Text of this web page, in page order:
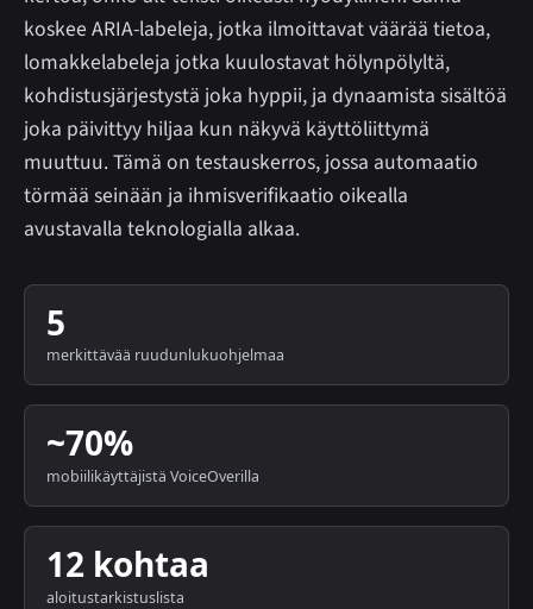
koskee ARIA-labeleja, jotka ilmoittavat väärää tietoa,
lomakkelabeleja jotka kuulostavat hölynpölyltä,
kohdistusjärjestystä joka hyppii, ja dynaamista sisältöä
joka päivittyy hiljaa kun näkyvä käyttöliittymä
muuttuu. Tämä on testauskerros, jossa automaatio
törmää seinään ja ihmisverifikaatio oikealla
avustavalla teknologialla alkaa.
5
merkittävää ruudunlukuohjelmaa
~70%
mobiilikäyttäjistä VoiceOverilla
12 kohtaa
aloitustarkistuslista